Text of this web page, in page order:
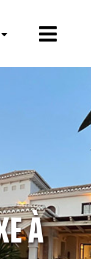
À